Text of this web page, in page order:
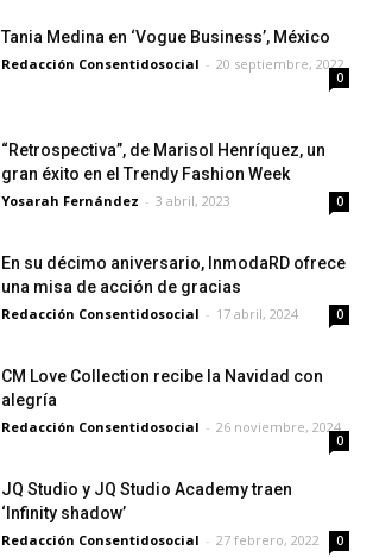
Tania Medina en ‘Vogue Business’, México
Redacción Consentidosocial - 20 septiembre, 2022
0
“Retrospectiva”, de Marisol Henríquez, un
gran éxito en el Trendy Fashion Week
Yosarah Fernández - 3 abril, 2023 0
En su décimo aniversario, InmodaRD ofrece
una misa de acción de gracias
Redacción Consentidosocial - 17 abril, 2024 0
CM Love Collection recibe la Navidad con
alegría
Redacción Consentidosocial - 26 noviembre, 2024
0
JQ Studio y JQ Studio Academy traen
‘Infinity shadow’
Redacción Consentidosocial - 27 febrero, 2022 0